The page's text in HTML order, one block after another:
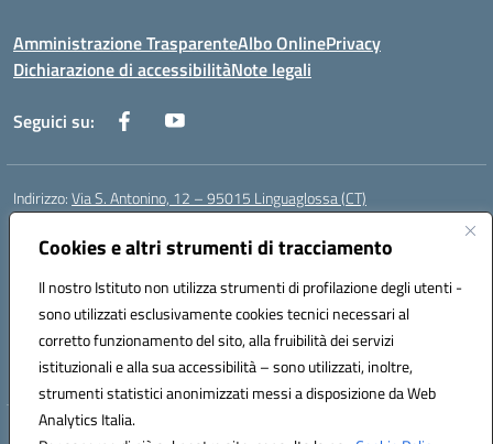
Cookies e altri strumenti di tracciamento
Il nostro Istituto non utilizza strumenti di profilazione degli utenti -
sono utilizzati esclusivamente cookies tecnici necessari al
corretto funzionamento del sito, alla fruibilità dei servizi
istituzionali e alla sua accessibilità – sono utilizzati, inoltre,
strumenti statistici anonimizzati messi a disposizione da Web
Analytics Italia.
Amministrazione TrasparenteAlbo OnlinePrivacy
Dichiarazione di accessibilitàNote legali
Seguici su:
Indirizzo:Via S. Antonino, 12 – 95015 Linguaglossa (CT)
Centralino:
Posta elettronica certificata (PEC):ctic83200r@pec.istruzione.it
Codice fiscale: 83002470876
Codice meccanografico:CTIC83200R
Codice Indice delle Pubbliche Amministrazioni (IPA): istsc_CTIC83200R
Codice unico di fatturazione (CUF): UF7TEB
Hosting & Powered by 3D Solution S.r.l.